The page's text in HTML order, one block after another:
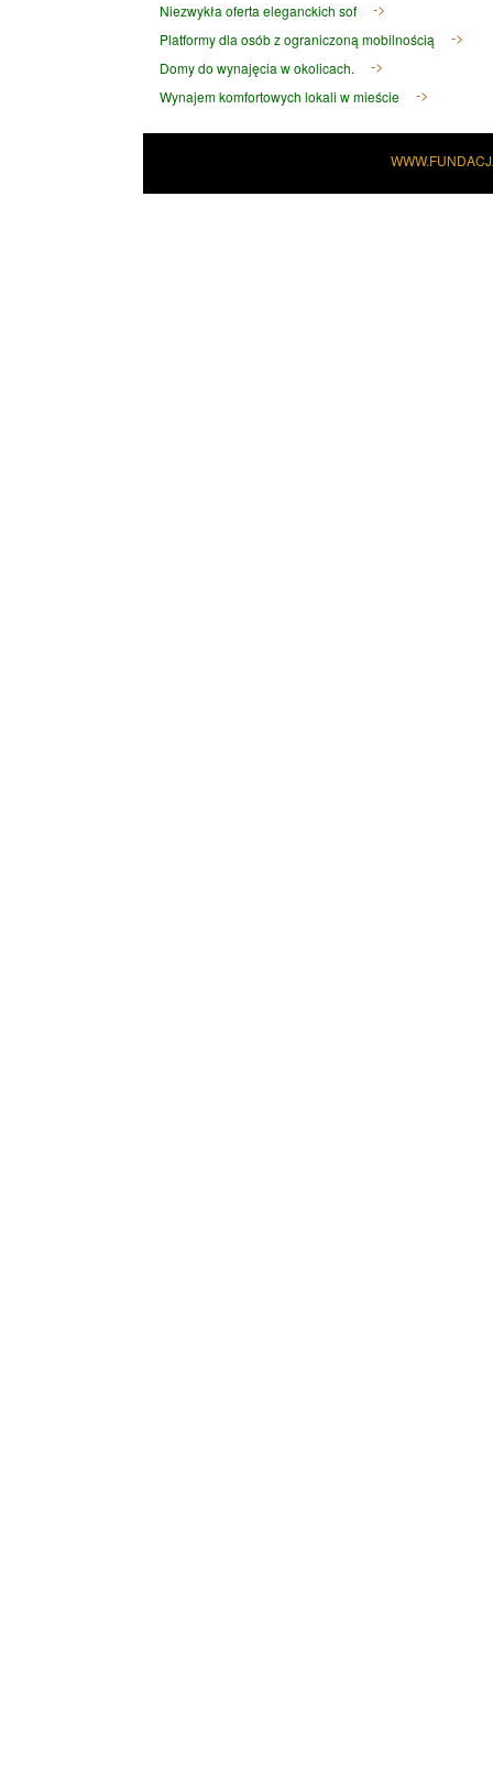
Niezwykła oferta eleganckich sof
Platformy dla osób z ograniczoną mobilnością
Domy do wynajęcia w okolicach.
Wynajem komfortowych lokali w mieście